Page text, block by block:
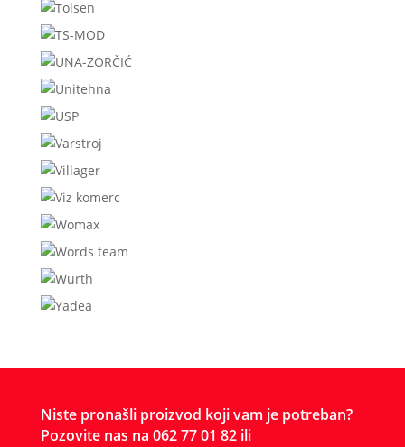
Niste pronašli proizvod koji vam je potreban?
Pozovite nas na 062 77 01 82 ili